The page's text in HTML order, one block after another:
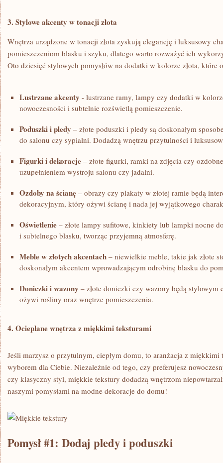
3. Stylowe akcenty w tonacji złota
Wnętrza ⁣urządzone w tonacji złota zyskują elegancję i​ luksusowy
pomieszczeniom blasku i szyku, dlatego warto rozważyć ich
Oto dziesięć stylowych pomysłów na dodatki w kolorze ​złota, które
Lustrzane akcenty ​-‌ lustrzane ramy, ‍lampy czy dodatki w
nowoczesności i subtelnie rozświetlą pomieszczenie.
Poduszki i pledy – złote poduszki i pledy są doskonałym
do salonu czy sypialni. Dodadzą wnętrzu przytulności i
Figurki i dekoracje – złote figurki, ramki na zdjęcia czy
uzupełnieniem wystroju salonu czy jadalni.
Ozdoby na ścianę – obrazy czy‌ plakaty w złotej ​ramie będą
dekoracyjnym, który ożywi ścianę i nada jej wyjątkowego
Oświetlenie – złote lampy sufitowe, kinkiety ⁤lub lampki nocne
i⁢ subtelnego blasku, tworząc ⁤przyjemną atmosferę.
Meble w złotych akcentach – niewielkie meble, takie jak złote
doskonałym akcentem wprowadzającym odrobinę blasku do
Doniczki i wazony – złote doniczki czy wazony ⁢będą‌ stylowym
ożywi rośliny oraz wnętrze pomieszczenia.
4. ⁢Ocieplane wnętrza z miękkimi teksturami
Jeśli marzysz o przytulnym, ​ciepłym domu, to aranżacja ‌z miękkimi
wyborem dla Ciebie. Niezależnie od‍ tego, czy preferujesz
czy klasyczny styl, miękkie tekstury dodadzą wnętrzom
naszymi ‌pomysłami na modne dekoracje do domu!
Pomysł #1: Dodaj pledy i poduszki